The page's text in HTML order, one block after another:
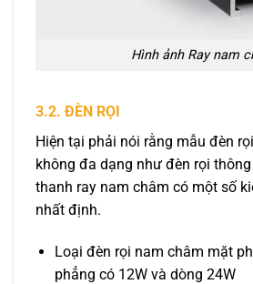
Hình ảnh Ray nam
3.2. ĐÈN RỌI
Hiện tại phải nói rằng mẫu đèn
không đa dạng như đèn rọi
thanh ray nam châm có một số
nhất định.
Loại đèn rọi nam châm mặt
phẳng có 12W và dòng 24W